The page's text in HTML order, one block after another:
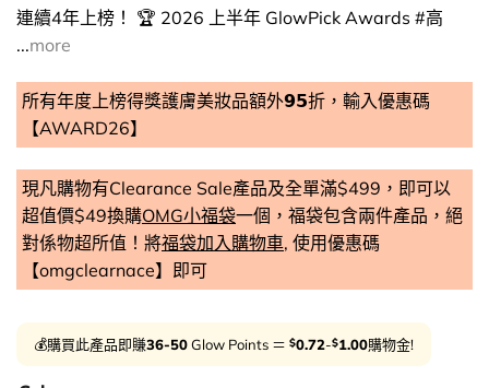
連續4年上榜！ 🏆 2026 上半年 GlowPick Awards #高
...more
所有年度上榜得獎護膚美妝品額外𝟵𝟱折，輸入優惠碼
【AWARD26】
現凡購物有Clearance Sale產品及全單滿$499，即可以
超值價$49換購OMG小福袋一個，福袋包含兩件產品，絕
對係物超所值！將福袋加入購物車, 使用優惠碼
【omgclearnace】即可
💰購買此產品即賺36-50Glow Points ＝ $0.72-$1.00購物金!